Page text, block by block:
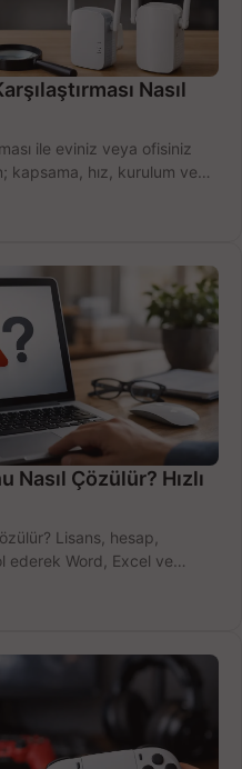
Nasıl
ile eviniz veya ofisiniz
kapsama, hız, kurulum ve
Çözülür? Hızlı
Lisans, hesap,
ederek Word, Excel ve